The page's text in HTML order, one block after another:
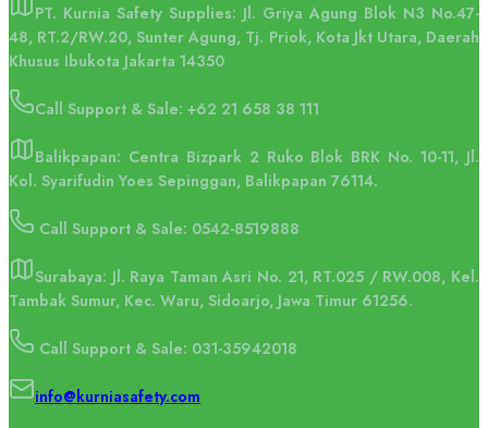
PT. Kurnia Safety Supplies: Jl. Griya Agung Blok N3 No.47-
48, RT.2/RW.20, Sunter Agung, Tj. Priok, Kota Jkt Utara, Daerah
Khusus Ibukota Jakarta 14350
Call Support & Sale: +62 21 658 38 111
Balikpapan: Centra Bizpark 2 Ruko Blok BRK No. 10-11, Jl.
Kol. Syarifudin Yoes Sepinggan, Balikpapan 76114.
Call Support & Sale: 0542-8519888
Surabaya: Jl. Raya Taman Asri No. 21, RT.025 / RW.008, Kel.
Tambak Sumur, Kec. Waru, Sidoarjo, Jawa Timur 61256.
Call Support & Sale: 031-35942018
info@kurniasafety.com